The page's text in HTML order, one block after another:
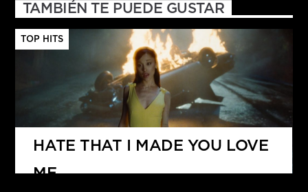
TAMBIÉN TE PUEDE GUSTAR
TOP HITS
HATE THAT I MADE YOU LOVE
ME